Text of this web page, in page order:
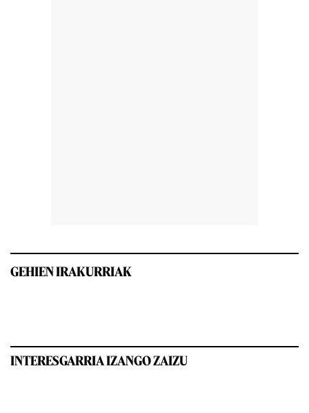
GEHIEN IRAKURRIAK
INTERESGARRIA IZANGO ZAIZU